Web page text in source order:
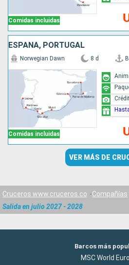
Comidas incluidas
ESPAÑA, PORTUGAL
Comidas incluidas
Norwegian Dawn 8 d
VER MÁS DE
Cruceros www.cruceros.co Compañías
Salida en julio 2027 - 2028
Barcos más
MSC World